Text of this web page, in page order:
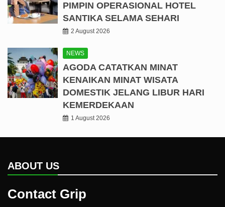
PIMPIN OPERASIONAL HOTEL
SANTIKA SELAMA SEHARI
2 August 2026
NEWS
AGODA CATATKAN MINAT
KENAIKAN MINAT WISATA
DOMESTIK JELANG LIBUR HARI
KEMERDEKAAN
1 August 2026
ABOUT US
Contact Grip